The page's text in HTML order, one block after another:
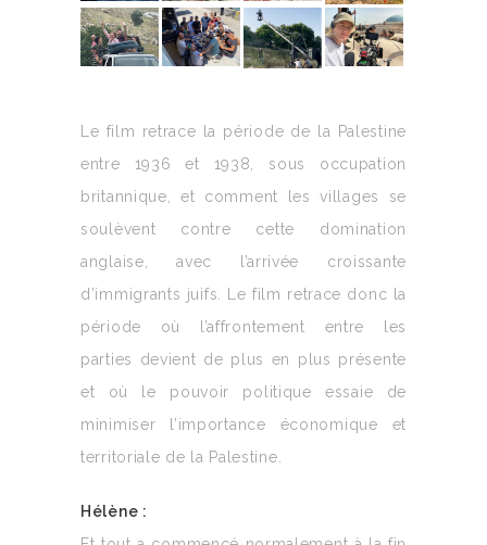
Le film retrace la période de la Palestine
entre 1936 et 1938, sous occupation
britannique, et comment les villages se
soulèvent contre cette domination
anglaise, avec l’arrivée croissante
d’immigrants juifs. Le film retrace donc la
période où l’affrontement entre les
parties devient de plus en plus présente
et où le pouvoir politique essaie de
minimiser l’importance économique et
territoriale de la Palestine.
Hélène :